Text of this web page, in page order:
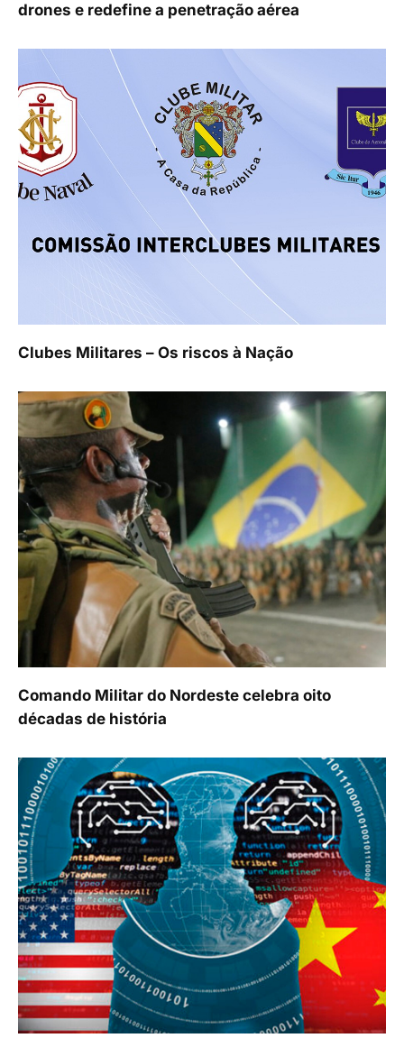
drones e redefine a penetração aérea
Clubes Militares – Os riscos à Nação
Comando Militar do Nordeste celebra oito
décadas de história